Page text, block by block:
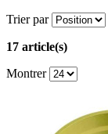
Trier par
17 article(s)
Montrer